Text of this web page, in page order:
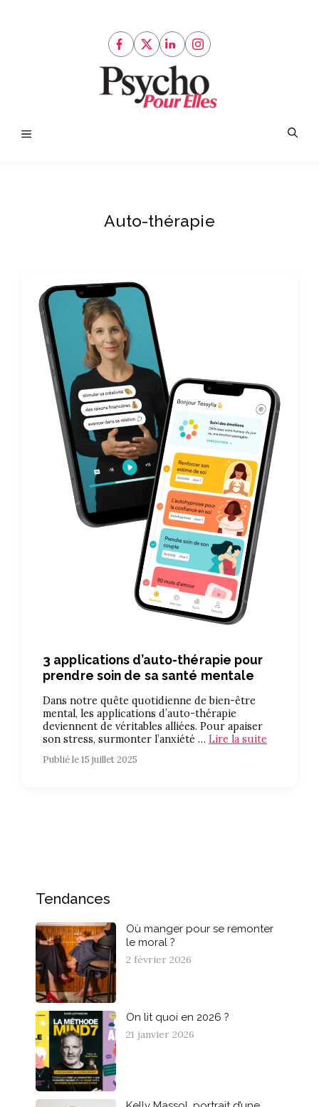
Auto-thérapie
3 applications d’auto-thérapie pour
prendre soin de sa santé mentale
Dans notre quête quotidienne de bien-être
mental, les applications d’auto-thérapie
deviennent de véritables alliées. Pour apaiser
son stress, surmonter l’anxiété … Lire la suite
Publié le 15 juillet 2025
Tendances
Où manger pour se remonter
le moral ?
2 février 2026
On lit quoi en 2026 ?
21 janvier 2026